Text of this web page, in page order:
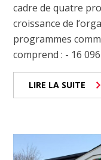
cadre de quatre
croissance de
programmes
comprend : - 16
LIRE LA SUITE